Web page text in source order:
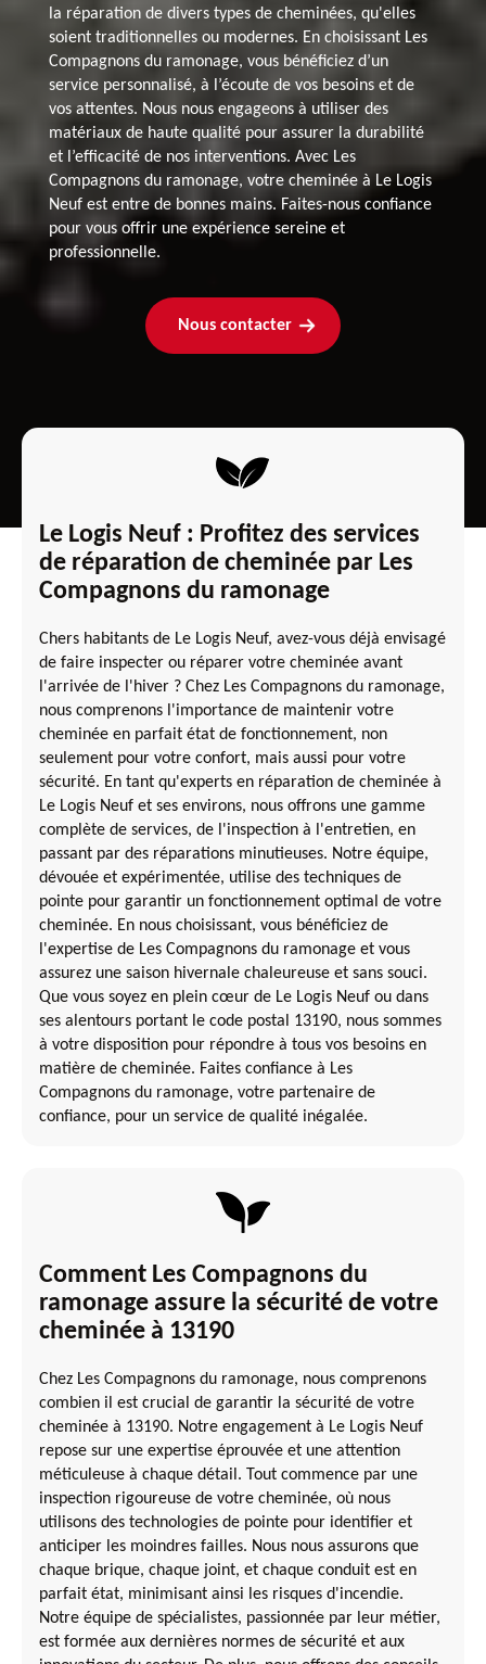
la réparation de divers types de cheminées, qu'elles
soient traditionnelles ou modernes. En choisissant Les
Compagnons du ramonage, vous bénéficiez d’un
service personnalisé, à l’écoute de vos besoins et de
vos attentes. Nous nous engageons à utiliser des
matériaux de haute qualité pour assurer la durabilité
et l’efficacité de nos interventions. Avec Les
Compagnons du ramonage, votre cheminée à Le Logis
Neuf est entre de bonnes mains. Faites-nous confiance
pour vous offrir une expérience sereine et
professionnelle.
Nous contacter
Le Logis Neuf : Profitez des services
de réparation de cheminée par Les
Compagnons du ramonage
Chers habitants de Le Logis Neuf, avez-vous déjà envisagé
de faire inspecter ou réparer votre cheminée avant
l'arrivée de l'hiver ? Chez Les Compagnons du ramonage,
nous comprenons l'importance de maintenir votre
cheminée en parfait état de fonctionnement, non
seulement pour votre confort, mais aussi pour votre
sécurité. En tant qu'experts en réparation de cheminée à
Le Logis Neuf et ses environs, nous offrons une gamme
complète de services, de l'inspection à l'entretien, en
passant par des réparations minutieuses. Notre équipe,
dévouée et expérimentée, utilise des techniques de
pointe pour garantir un fonctionnement optimal de votre
cheminée. En nous choisissant, vous bénéficiez de
l'expertise de Les Compagnons du ramonage et vous
assurez une saison hivernale chaleureuse et sans souci.
Que vous soyez en plein cœur de Le Logis Neuf ou dans
ses alentours portant le code postal 13190, nous sommes
à votre disposition pour répondre à tous vos besoins en
matière de cheminée. Faites confiance à Les
Compagnons du ramonage, votre partenaire de
confiance, pour un service de qualité inégalée.
Comment Les Compagnons du
ramonage assure la sécurité de votre
cheminée à 13190
Chez Les Compagnons du ramonage, nous comprenons
combien il est crucial de garantir la sécurité de votre
cheminée à 13190. Notre engagement à Le Logis Neuf
repose sur une expertise éprouvée et une attention
méticuleuse à chaque détail. Tout commence par une
inspection rigoureuse de votre cheminée, où nous
utilisons des technologies de pointe pour identifier et
anticiper les moindres failles. Nous nous assurons que
chaque brique, chaque joint, et chaque conduit est en
parfait état, minimisant ainsi les risques d'incendie.
Notre équipe de spécialistes, passionnée par leur métier,
est formée aux dernières normes de sécurité et aux